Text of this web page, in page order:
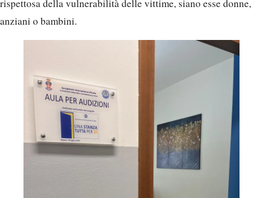
rispettosa della vulnerabilità delle vittime, siano esse donne,
anziani o bambini.